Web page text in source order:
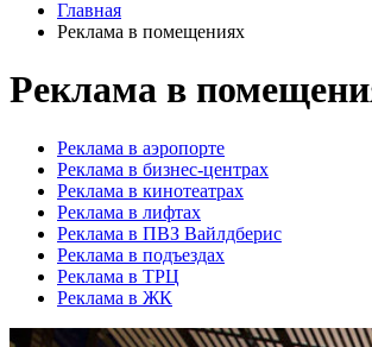
Главная
Реклама в помещениях
Реклама в
Реклама в аэропорте
Реклама в бизнес-центрах
Реклама в кинотеатрах
Реклама в лифтах
Реклама в ПВЗ Вайлдберис
Реклама в подъездах
Реклама в ТРЦ
Реклама в ЖК